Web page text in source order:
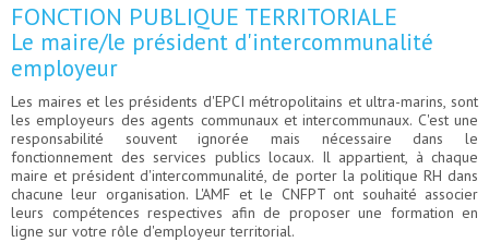
FONCTION PUBLIQUE TERRITORIALE
Le maire/le président d'intercommunalité
employeur
Les maires et les présidents d'EPCI métropolitains et ultra-marins, sont
les employeurs des agents communaux et intercommunaux. C'est une
responsabilité souvent ignorée mais nécessaire dans le
fonctionnement des services publics locaux. Il appartient, à chaque
maire et président d'intercommunalité, de porter la politique RH dans
chacune leur organisation. L'AMF et le CNFPT ont souhaité associer
leurs compétences respectives afin de proposer une formation en
ligne sur votre rôle d'employeur territorial.